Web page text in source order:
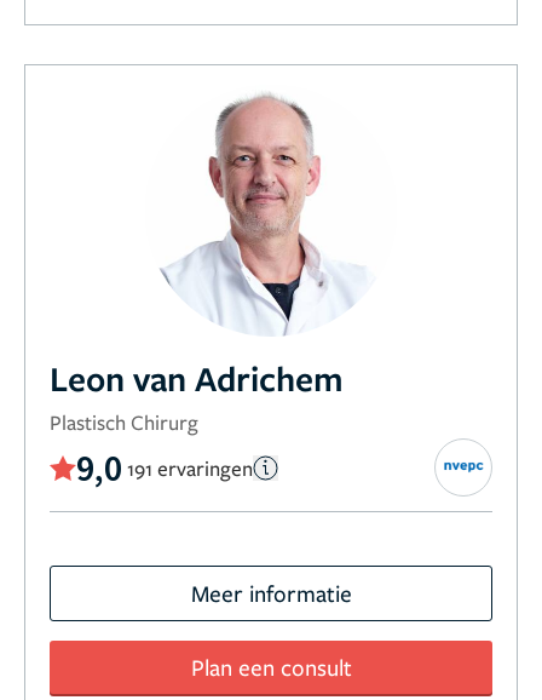
Leon van Adrichem
Plastisch Chirurg
9,0 191 ervaringen
Meer informatie
Plan een consult